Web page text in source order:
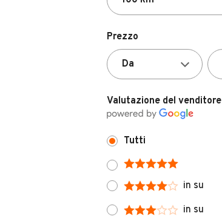
Prezzo
Valutazione del venditore
Tutti
in su
in su